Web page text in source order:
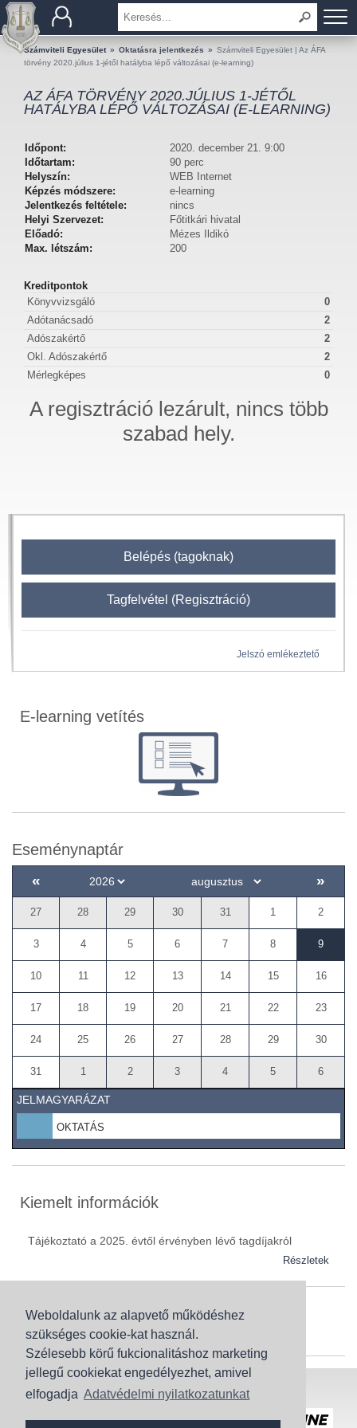
Weboldalunk az alapvető működéshez
szükséges cookie-kat használ.
Szélesebb körű fukcionalitáshoz marketing
jellegű cookiekat engedélyezhet, amivel
elfogadja Adatvédelmi nyilatkozatunkat
BEMUTATKOZÁS
TAGOK
KÉRDÉSEK ÉS VÁLASZOK
TUDÁSTÁR
KIADVÁNYOK
Számviteli Egyesület » Oktatásra jelentkezés » Számviteli Egyesület | Az ÁFA
törvény 2020.július 1-jétől hatályba lépő változásai (e-learning)
AZ ÁFA TÖRVÉNY 2020.JÚLIUS 1-JÉTŐL
HATÁLYBA LÉPŐ VÁLTOZÁSAI (E-LEARNING)
Időpont:
2020. december 21. 9:00
Időtartam:
90 perc
Helyszín:
WEB Internet
Képzés módszere:
e-learning
Jelentkezés feltétele:
nincs
Helyi Szervezet:
Főtitkári hivatal
Előadó:
Mézes Ildikó
Max. létszám:
200
Kreditpontok
Könyvvizsgáló
0
Adótanácsadó
2
Adószakértő
2
Okl. Adószakértő
2
Mérlegképes
0
A regisztráció lezárult, nincs több
szabad hely.
Belépés (tagoknak)
Tagfelvétel (Regisztráció)
Jelszó emlékeztető
E-learning vetítés
Eseménynaptár
« »
27 28 29 30 31 1 2
3 4 5 6 7 8 9
10 11 12 13 14 15 16
17 18 19 20 21 22 23
24 25 26 27 28 29 30
31 1 2 3 4 5 6
JELMAGYARÁZAT
OKTATÁS
Kiemelt információk
Tájékoztató a 2025. évtől érvényben lévő tagdíjakról
Részletek
Szaknévsor
Szaknévsorunk folyamatosan bővül.
Baranya (62)
Bács-Kiskun (43)
Békés (49)
Honlaptérkép Adatvédelem